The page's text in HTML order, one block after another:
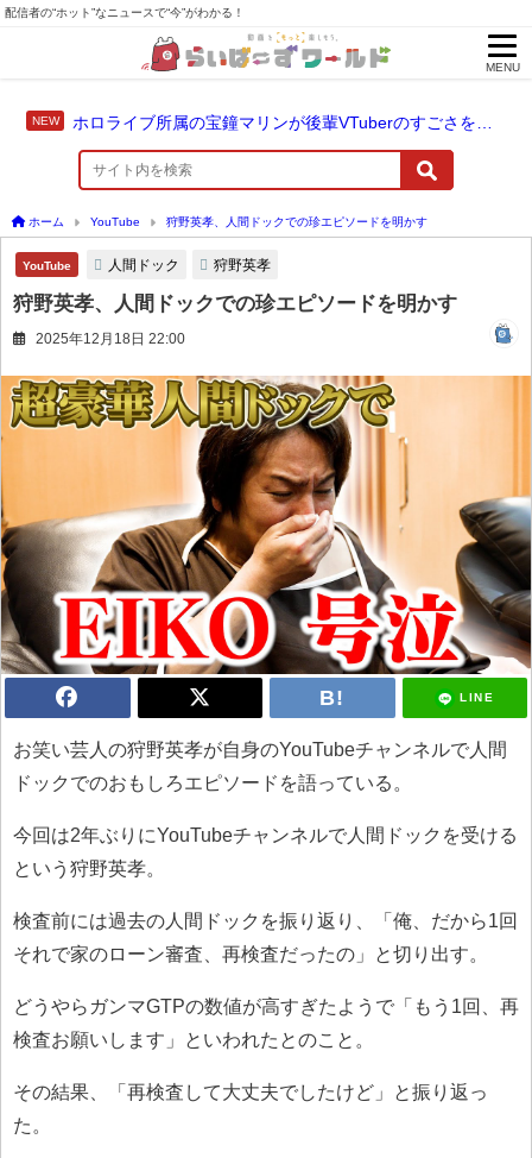
配信者の“ホット”なニュースで“今”がわかる！
MENU
ホーム YouTube 狩野英孝、人間ドックでの珍エピソードを明かす
YouTube 人間ドック 狩野英孝
狩野英孝、人間ドックでの珍エピソードを明かす
2025年12月18日 22:00
LINE
お笑い芸人の狩野英孝が自身のYouTubeチャンネルで人間
ドックでのおもしろエピソードを語っている。
今回は2年ぶりにYouTubeチャンネルで人間ドックを受ける
という狩野英孝。
検査前には過去の人間ドックを振り返り、「俺、だから1回
それで家のローン審査、再検査だったの」と切り出す。
どうやらガンマGTPの数値が高すぎたようで「もう1回、再
検査お願いします」といわれたとのこと。
その結果、「再検査して大丈夫でしたけど」と振り返っ
た。